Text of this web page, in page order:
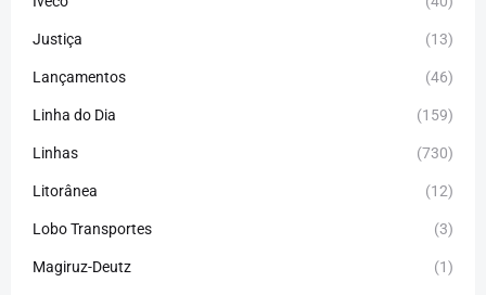
Justiça (13)
Lançamentos (46)
Linha do Dia (159)
Linhas (730)
Litorânea (12)
Lobo Transportes (3)
Magiruz-Deutz (1)